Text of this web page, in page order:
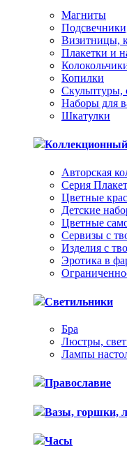
Магниты
Визитницы,
Плакетки и
Копилки
Скульптуры,
Наборы для
Шкатулки
Авторская
Серия
Цветные
Детские
Цветные
Сервизы с
Изделия с
Эротика в
Светильники
Бра
Люстры,
Лампы
Православие
Вазы, горшки,
Часы